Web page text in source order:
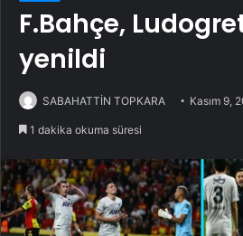
F.Bahçe,
yenildi
SABAHATTİN TOPKARA Kasım 9,
1 dakika okuma süresi